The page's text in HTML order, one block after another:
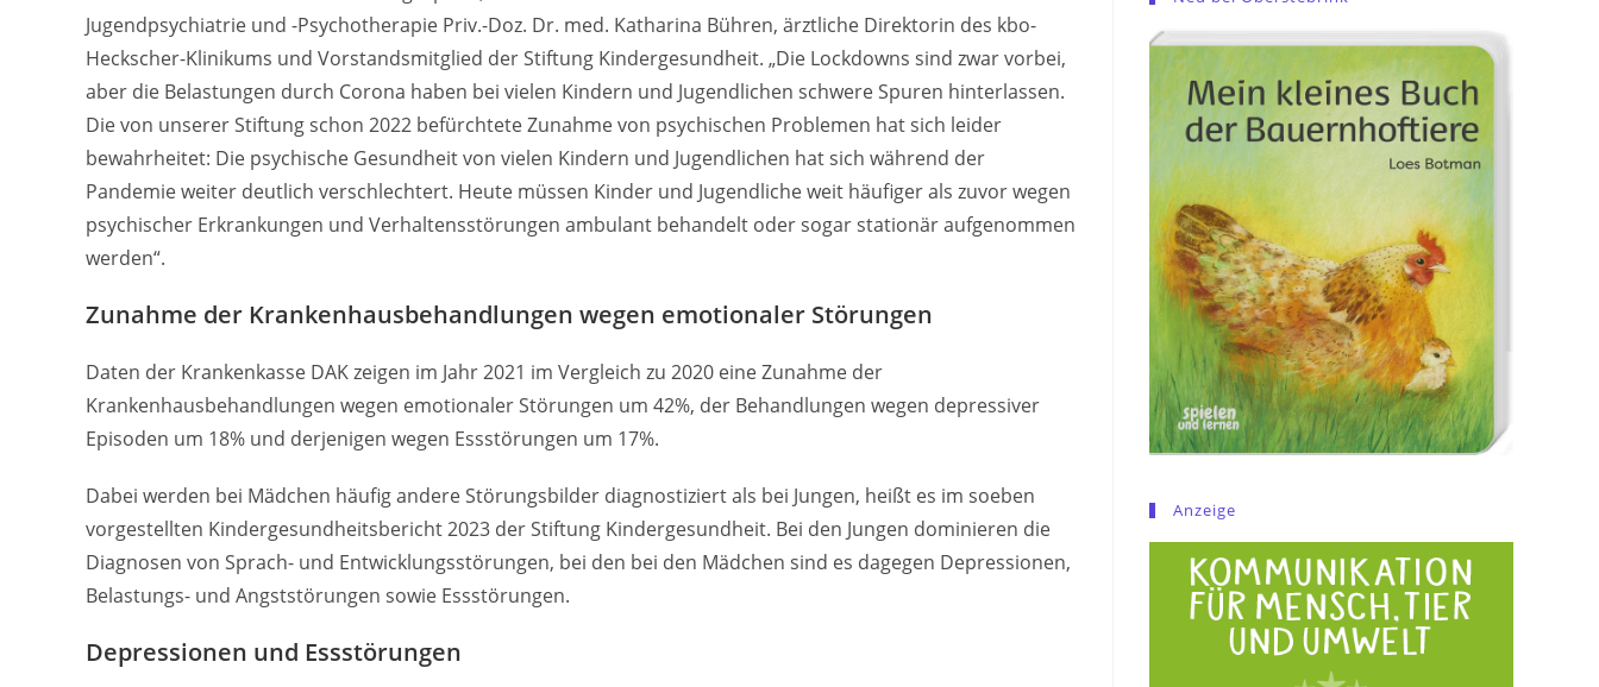
Jugendpsychiatrie und -Psychotherapie Priv.-Doz. Dr. med. Katharina Bühren, ärztliche Direktorin des kbo-
Heckscher-Klinikums und Vorstandsmitglied der Stiftung Kindergesundheit. „Die Lockdowns sind zwar vorbei,
aber die Belastungen durch Corona haben bei vielen Kindern und Jugendlichen schwere Spuren hinterlassen.
Die von unserer Stiftung schon 2022 befürchtete Zunahme von psychischen Problemen hat sich leider
bewahrheitet: Die psychische Gesundheit von vielen Kindern und Jugendlichen hat sich während der
Pandemie weiter deutlich verschlechtert. Heute müssen Kinder und Jugendliche weit häufiger als zuvor wegen
psychischer Erkrankungen und Verhaltensstörungen ambulant behandelt oder sogar stationär aufgenommen
werden“.
Zunahme der Krankenhausbehandlungen wegen emotionaler Störungen
Daten der Krankenkasse DAK zeigen im Jahr 2021 im Vergleich zu 2020 eine Zunahme der
Krankenhausbehandlungen wegen emotionaler Störungen um 42%, der Behandlungen wegen depressiver
Episoden um 18% und derjenigen wegen Essstörungen um 17%.
Dabei werden bei Mädchen häufig andere Störungsbilder diagnostiziert als bei Jungen, heißt es im soeben
vorgestellten Kindergesundheitsbericht 2023 der Stiftung Kindergesundheit. Bei den Jungen dominieren die
Diagnosen von Sprach- und Entwicklungsstörungen, bei den bei den Mädchen sind es dagegen Depressionen,
Belastungs- und Angststörungen sowie Essstörungen.
Depressionen und Essstörungen
Anzeige